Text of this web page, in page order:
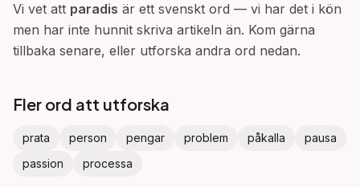
Vi vet att paradis är ett svenskt ord — vi har det i kön
men har inte hunnit skriva artikeln än. Kom gärna
tillbaka senare, eller utforska andra ord nedan.
Fler ord att utforska
prata person pengar problem påkalla
pausa
passion
processa